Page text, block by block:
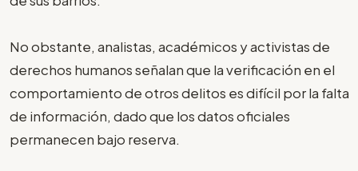
No obstante, analistas, académicos y activistas de
derechos humanos señalan que la verificación en el
comportamiento de otros delitos es difícil por la falta
de información, dado que los datos oficiales
permanecen bajo reserva.